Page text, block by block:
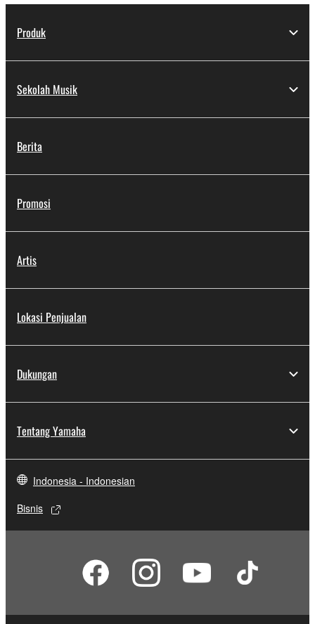
Produk
Sekolah Musik
Berita
Promosi
Artis
Lokasi Penjualan
Dukungan
Tentang Yamaha
Indonesia - Indonesian
Bisnis